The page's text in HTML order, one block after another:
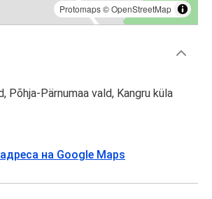
Protomaps©OpenStreetMap
Põhja-Pärnumaa vald, Kangru küla
на Google Maps